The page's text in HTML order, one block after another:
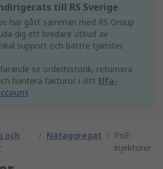
till RS Sverige
har gått samman med RS Group
dig ett bredare utbud av
support och bättre tjänster.
se orderhistorik, returnera
hantera fakturor i ditt Elfa-
och
/ Nätaggregat / PoE-
injektorer